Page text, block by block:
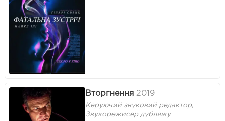
Вторгнення 2019
Керуючий звуковий редактор,
Звукорежисер дубляжу